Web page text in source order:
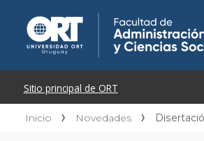
Inicio Novedades